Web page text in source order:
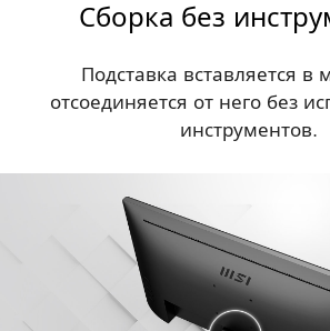
Сборка без
Подставка вставляется в
отсоединяется от него без
инструментов.